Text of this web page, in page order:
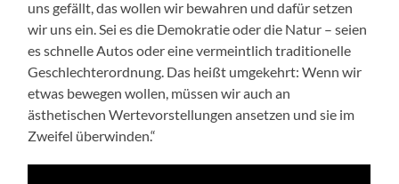
uns gefällt, das wollen wir bewahren und dafür setzen
wir uns ein. Sei es die Demokratie oder die Natur – seien
es schnelle Autos oder eine vermeintlich traditionelle
Geschlechterordnung. Das heißt umgekehrt: Wenn wir
etwas bewegen wollen, müssen wir auch an
ästhetischen Wertevorstellungen ansetzen und sie im
Zweifel überwinden.“